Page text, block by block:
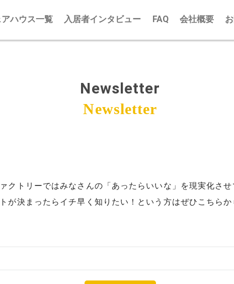
アハウス一覧 入居者インタビュー FAQ 会社概要
Newsletter
Newsletter
クトリーではみなさんの「あったらいいな」を現実化させ
が決まったらイチ早く知りたい！という方はぜひこちら